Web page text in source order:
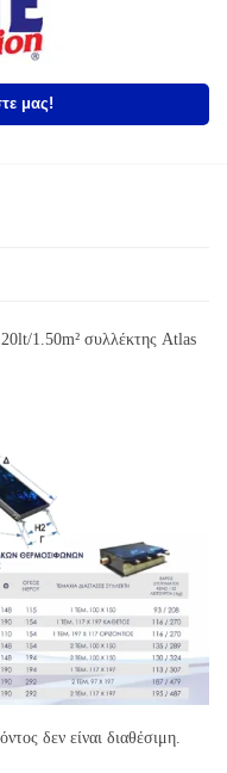
μας!
1.50m² συλλέκτης Atlas
δεν είναι διαθέσιμη.